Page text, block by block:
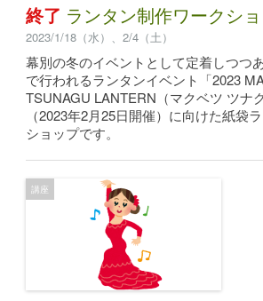
終了 ランタン制作ワークシ
2023/1/18（水）、2/4（土）
幕別の冬のイベントとして定着しつつ
で行われるランタンイベント「2023
TSUNAGU LANTERN（マクベツ ツナ
（2023年2月25日開催）に向けた紙袋
ショップです。
講座